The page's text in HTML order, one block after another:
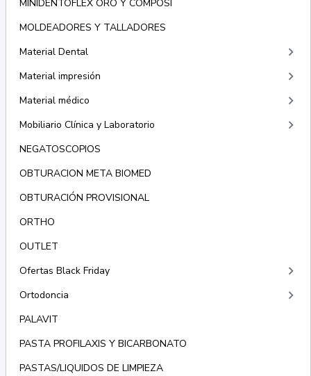
MINIDENTOFLEX ORO Y COMPOSI
MOLDEADORES Y TALLADORES
Material Dental
keyboard_arrow_right
Material impresión keyboard_arrow_right
Material médico keyboard_arrow_right
Mobiliario Clínica y Laboratorio keyboard_arrow_right
NEGATOSCOPIOS
OBTURACION META BIOMED
OBTURACIÓN PROVISIONAL
ORTHO
OUTLET
Ofertas Black Friday
keyboard_arrow_right
Ortodoncia keyboard_arrow_right
PALAVIT
PASTA PROFILAXIS Y BICARBONATO
PASTAS/LIQUIDOS DE LIMPIEZA